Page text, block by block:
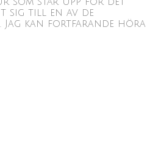
sig till en av de
Jag kan fortfarande höra